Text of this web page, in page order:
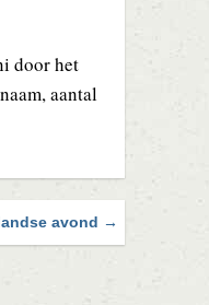
door het
aantal
avond →